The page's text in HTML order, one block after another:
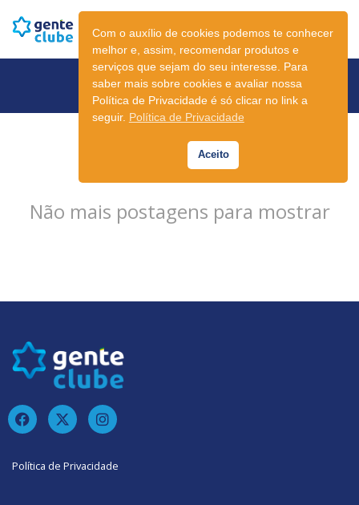
Newsletter
Não mais postagens para mostrar
Política de Privacidade
Com o auxílio de cookies podemos te conhecer
melhor e, assim, recomendar produtos e
serviços que sejam do seu interesse. Para
saber mais sobre cookies e avaliar nossa
Política de Privacidade é só clicar no link a
seguir. Política de Privacidade
Aceito